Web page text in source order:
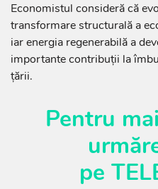
Economistul consideră că
transformare structurală a
iar energia regenerabilă a
importante contribuții la
țării.
Pentru
pe